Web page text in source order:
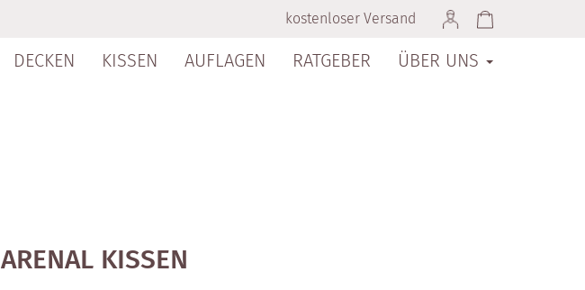
kostenloser Versand
DECKEN KISSEN AUFLAGEN RATGEBER ÜBER UNS
ARENAL KISSEN